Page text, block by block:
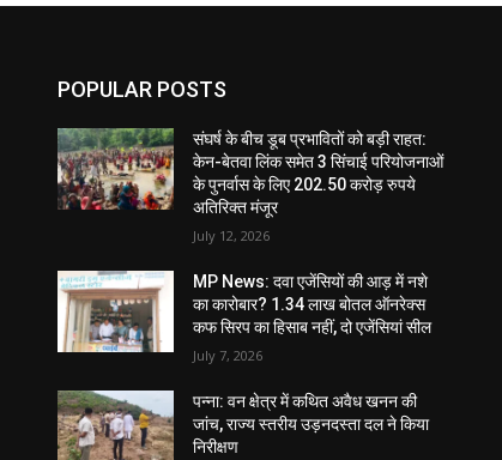
POPULAR POSTS
संघर्ष के बीच डूब प्रभावितों को बड़ी राहत:
केन-बेतवा लिंक समेत 3 सिंचाई परियोजनाओं
के पुनर्वास के लिए 202.50 करोड़ रुपये
अतिरिक्त मंजूर
July 12, 2026
MP News: दवा एजेंसियों की आड़ में नशे
का कारोबार? 1.34 लाख बोतल ऑनरेक्स
कफ सिरप का हिसाब नहीं, दो एजेंसियां सील
July 7, 2026
पन्ना: वन क्षेत्र में कथित अवैध खनन की
जांच, राज्य स्तरीय उड़नदस्ता दल ने किया
निरीक्षण